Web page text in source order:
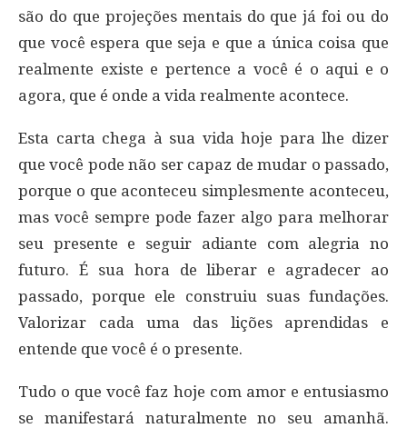
são do que projeções mentais do que já foi ou do
que você espera que seja e que a única coisa que
realmente existe e pertence a você é o aqui e o
agora, que é onde a vida realmente acontece.
Esta carta chega à sua vida hoje para lhe dizer
que você pode não ser capaz de mudar o passado,
porque o que aconteceu simplesmente aconteceu,
mas você sempre pode fazer algo para melhorar
seu presente e seguir adiante com alegria no
futuro. É sua hora de liberar e agradecer ao
passado, porque ele construiu suas fundações.
Valorizar cada uma das lições aprendidas e
entende que você é o presente.
Tudo o que você faz hoje com amor e entusiasmo
se manifestará naturalmente no seu amanhã.